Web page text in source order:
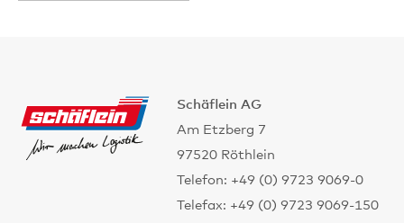
Schäflein AG
Am Etzberg 7
97520 Röthlein
Telefon: +49 (0) 9723 9069-0
Telefax: +49 (0) 9723 9069-150